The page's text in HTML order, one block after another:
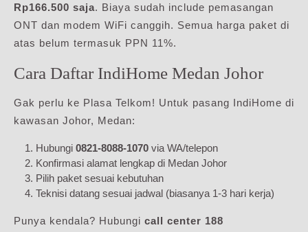
Rp166.500 saja. Biaya sudah include pemasangan
ONT dan modem WiFi canggih. Semua harga paket di
atas belum termasuk PPN 11%.
Cara Daftar IndiHome Medan Johor
Gak perlu ke Plasa Telkom! Untuk pasang IndiHome di
kawasan Johor, Medan:
Hubungi 0821-8088-1070 via WA/telepon
Konfirmasi alamat lengkap di Medan Johor
Pilih paket sesuai kebutuhan
Teknisi datang sesuai jadwal (biasanya 1-3 hari kerja)
Punya kendala? Hubungi call center 188